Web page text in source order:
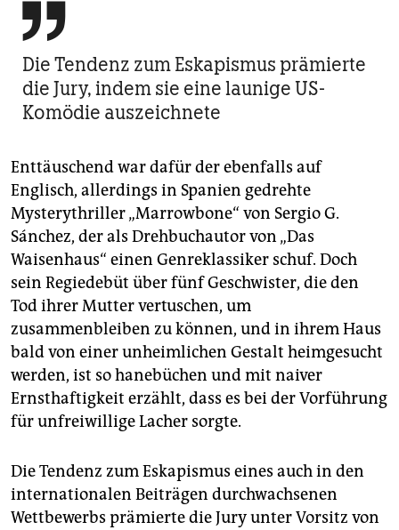

Die Tendenz zum Eskapismus prämierte
die Jury, indem sie eine launige US-
Komödie auszeichnete
Enttäuschend war dafür der ebenfalls auf
Englisch, allerdings in Spanien gedrehte
Mysterythriller „Marrowbone“ von Sergio G.
Sánchez, der als Drehbuchautor von „Das
Waisenhaus“ einen Genreklassiker schuf. Doch
sein Regiedebüt über fünf Geschwister, die den
Tod ihrer Mutter vertuschen, um
zusammenbleiben zu können, und in ihrem Haus
bald von einer unheimlichen Gestalt heimgesucht
werden, ist so hanebüchen und mit naiver
Ernsthaftigkeit erzählt, dass es bei der Vorführung
für unfreiwillige Lacher sorgte.
Die Tendenz zum Eskapismus eines auch in den
internationalen Beiträgen durchwachsenen
Wettbewerbs prämierte die Jury unter Vorsitz von